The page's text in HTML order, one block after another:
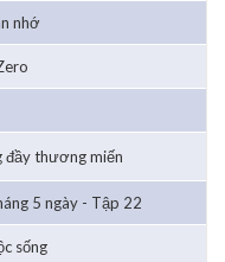
nhớ
đầy thương miến
5 ngày - Tập 22
sống